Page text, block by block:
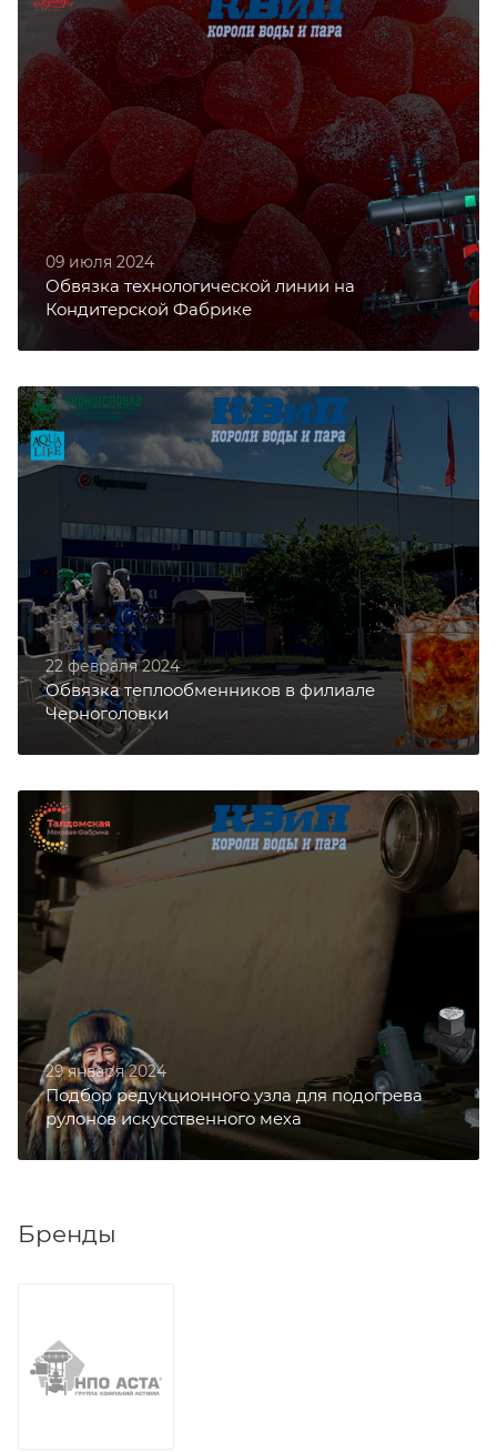
09 июля 2024
Обвязка технологической линии на
Кондитерской Фабрике
22 февраля 2024
Обвязка теплообменников в филиале
Черноголовки
29 января 2024
Подбор редукционного узла для подогрева
рулонов искусственного меха
Бренды